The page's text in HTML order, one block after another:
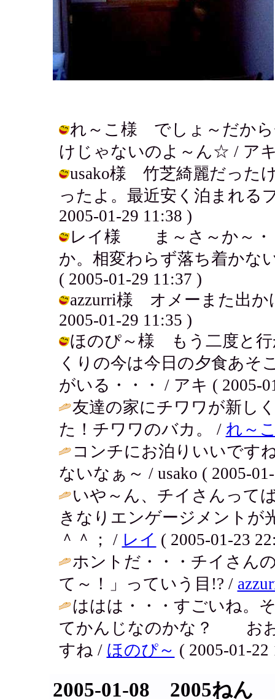
れ～こ様 でしょ～だか
けじゃないのよ～ん☆ / アキ
usako様 竹芝綺麗だった
ったよ。最近安く泊まれる
2005-01-29 11:38 )
レイ様 ま～さ～か～・
か。相変わらず落ち着かな
( 2005-01-29 11:37 )
azzurri様 オメーまた出か
2005-01-29 11:35 )
ほのぴ～様 もう二度と行
くりの今は今日の夕食あそ
がいる・・・ / アキ ( 2005-
友達の家にチワワが新し
た！チワワのバカ。 / れ～
コンチにお泊りいいです
ないなぁ～ / usako ( 2005-
いや～ん、チイさんって
きなりエンゲージメントが
＾＾； / レイ ( 2005-01-23
ホントだ・・・チイさん
て～！」っていう目!? /
ははは・・・すごいね。
てかんじなのかな？ おお
すね / ほのぴ～ ( 2005-01-22
2005-01-08 2005ねん